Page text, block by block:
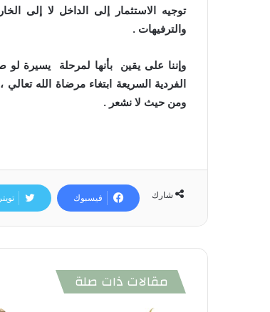
توجيه الاستثمار إلى الداخل لا إلى
والترفيهات .
وإننا على يقين بأنها لمرحلة يسيرة
الفردية السريعة ابتغاء مرضاة الله
ومن حيث لا نشعر .
شارك فيسبوك تويتر
مقالات ذات صلة